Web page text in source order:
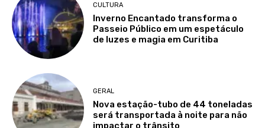
CULTURA
Inverno Encantado transforma o
Passeio Público em um espetáculo
de luzes e magia em Curitiba
GERAL
Nova estação-tubo de 44 toneladas
será transportada à noite para não
impactar o trânsito